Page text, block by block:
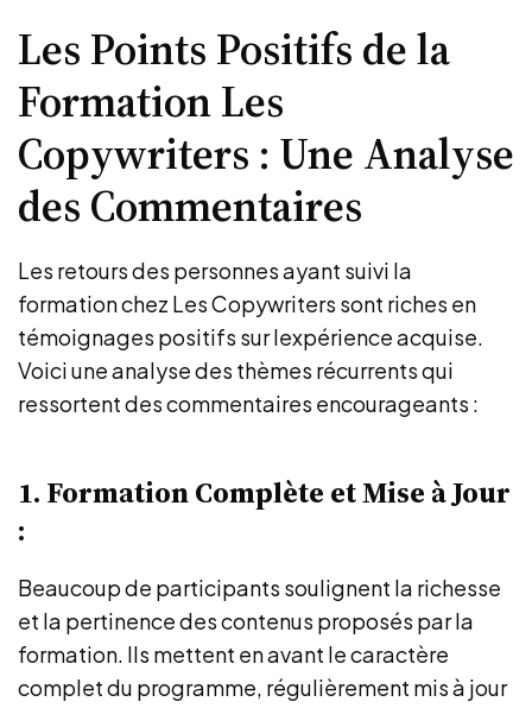
Les Points Positifs de la
Formation Les
Copywriters : Une Analyse
des Commentaires
Les retours des personnes ayant suivi la
formation chez Les Copywriters sont riches en
témoignages positifs sur lexpérience acquise.
Voici une analyse des thèmes récurrents qui
ressortent des commentaires encourageants :
1. Formation Complète et Mise à Jour
:
Beaucoup de participants soulignent la richesse
et la pertinence des contenus proposés par la
formation. Ils mettent en avant le caractère
complet du programme, régulièrement mis à jour